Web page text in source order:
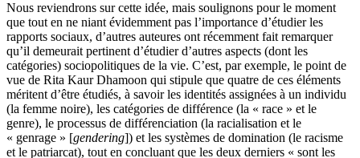
Nous reviendrons sur cette idée, mais soulignons pour le moment
que tout en ne niant évidemment pas l’importance d’étudier les
rapports sociaux, d’autres auteures ont récemment fait remarquer
qu’il demeurait pertinent d’étudier d’autres aspects (dont les
catégories) sociopolitiques de la vie. C’est, par exemple, le point de
vue de Rita Kaur Dhamoon qui stipule que quatre de ces éléments
méritent d’être étudiés, à savoir les identités assignées à un individu
(la femme noire), les catégories de différence (la « race » et le
genre), le processus de différenciation (la racialisation et le
« genrage » [gendering]) et les systèmes de domination (le racisme
et le patriarcat), tout en concluant que les deux derniers « sont les